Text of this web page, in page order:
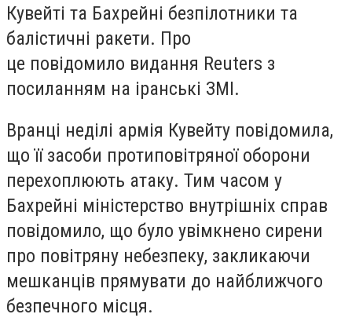
Кувейті та Бахрейні безпілотники та
балістичні ракети. Про
це повідомило видання Reuters з
посиланням на іранські ЗМІ.
Вранці неділі армія Кувейту повідомила,
що її засоби протиповітряної оборони
перехоплюють атаку. Тим часом у
Бахрейні міністерство внутрішніх справ
повідомило, що було увімкнено сирени
про повітряну небезпеку, закликаючи
мешканців прямувати до найближчого
безпечного місця.